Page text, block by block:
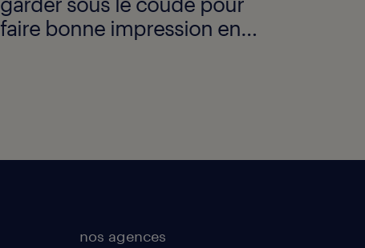
faire bonne impression en
nos agences